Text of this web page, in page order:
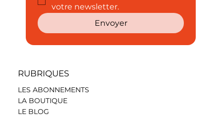
votre newsletter.
Envoyer
RUBRIQUES
LES ABONNEMENTS
LA BOUTIQUE
LE BLOG